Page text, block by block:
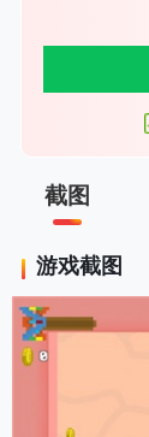
截图
游戏截图